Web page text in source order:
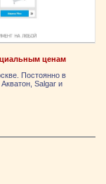
ценам
Постоянно в
Salgar и